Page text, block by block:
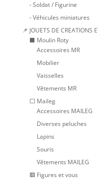
- Soldat / Figurine
- Véhicules miniatures
📌 JOUETS DE CREATIONS
⬛ Moulin Roty
Accessoires MR
Mobilier
Vaisselles
Vêtements MR
⬜ Maileg
Accessoires MAILEG
Diverses peluches
Lapins
Souris
Vêtements MAILEG
🟥 Figures et vous